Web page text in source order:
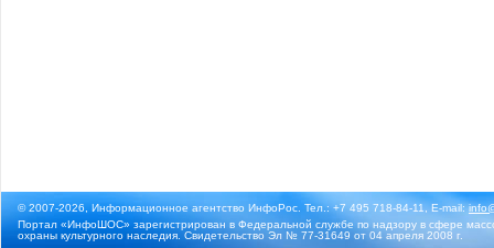
© 2007-2026, Информационное агентство ИнфоРос. Тел.: +7 495 718-84-11, E-mail:
Портал «ИнфоШОС» зарегистрирован в Федеральной службе по надзору в сфере
охраны культурного наследия. Свидетельство Эл № 77-31649 от 04 апреля 2008 г.